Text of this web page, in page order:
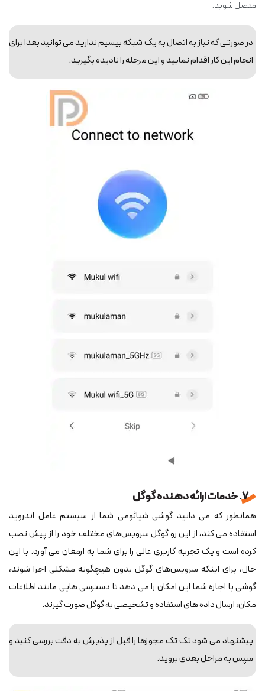
متصل شوید.
در صورتی که نیاز به اتصال به یک شبکه بی‎سیم ندارید می ‎توانید بعدا برای
انجام این کار اقدام نمایید و این مرحله را نادیده بگیرید.
7. خدمات ارائه ‎دهنده گوگل
همان‎طور که می ‎دانید گوشی شیائومی شما از سیستم عامل اندروید
استفاده می‎ کند، از این رو گوگل سرویس‌های مختلف خود را از پیش نصب
کرده است و یک تجربه کاربری عالی را برای شما به ارمغان می آورد. با این
حال، برای اینکه سرویس‌های گوگل بدون هیچگونه مشکلی اجرا شوند،
گوشی با اجازه شما این امکان را می‎ دهد تا دسترسی هایی مانند اطلاعات
مکان، ارسال داده ‎های استفاده و تشخیصی به گوگل صورت گیرند.
پیشنهاد می شود تک تک مجوزها را قبل از پذیرش به دقت بررسی کنید و
سپس به مراحل بعدی بروید.